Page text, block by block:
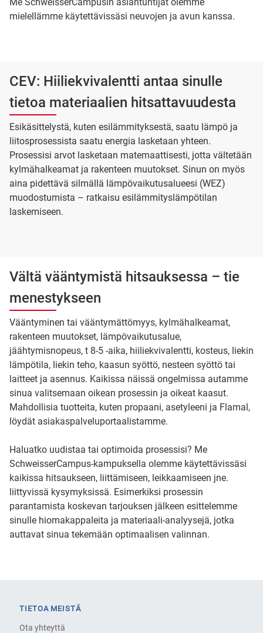
mielellämme käytettävissäsi neuvojen ja avun kanssa.
CEV: Hiiliekvivalentti antaa sinulle
tietoa materiaalien hitsattavuudesta
Esikäsittelystä, kuten esilämmityksestä, saatu lämpö ja
liitosprosessista saatu energia lasketaan yhteen.
Prosessisi arvot lasketaan matemaattisesti, jotta vältetään
kylmähalkeamat ja rakenteen muutokset. Sinun on myös
aina pidettävä silmällä lämpövaikutusalueesi (WEZ)
muodostumista – ratkaisu esilämmityslämpötilan
laskemiseen.
Vältä vääntymistä hitsauksessa – tie
menestykseen
Vääntyminen tai vääntymättömyys, kylmähalkeamat,
rakenteen muutokset, lämpövaikutusalue,
jäähtymisnopeus, t 8-5 -aika, hiiliekvivalentti, kosteus, liekin
lämpötila, liekin teho, kaasun syöttö, nesteen syöttö tai
laitteet ja asennus. Kaikissa näissä ongelmissa autamme
sinua valitsemaan oikean prosessin ja oikeat kaasut.
Mahdollisia tuotteita, kuten propaani, asetyleeni ja Flamal,
löydät asiakaspalveluportaalistamme.
Haluatko uudistaa tai optimoida prosessisi? Me
SchweisserCampus-kampuksella olemme käytettävissäsi
kaikissa hitsaukseen, liittämiseen, leikkaamiseen jne.
liittyvissä kysymyksissä. Esimerkiksi prosessin
parantamista koskevan tarjouksen jälkeen esittelemme
sinulle hiomakappaleita ja materiaali-analyysejä, jotka
auttavat sinua tekemään optimaalisen valinnan.
TIETOA MEISTÄ
Ota yhteyttä